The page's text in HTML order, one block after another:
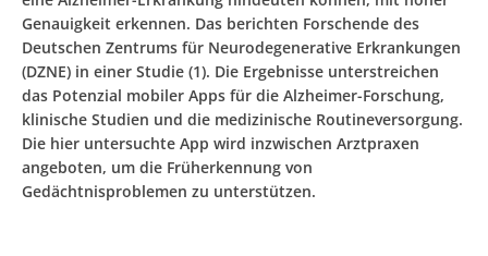
Genauigkeit erkennen. Das berichten Forschende des
Deutschen Zentrums für Neurodegenerative Erkrankungen
(DZNE) in einer Studie (1). Die Ergebnisse unterstreichen
das Potenzial mobiler Apps für die Alzheimer-Forschung,
klinische Studien und die medizinische Routineversorgung.
Die hier untersuchte App wird inzwischen Arztpraxen
angeboten, um die Früherkennung von
Gedächtnisproblemen zu unterstützen.